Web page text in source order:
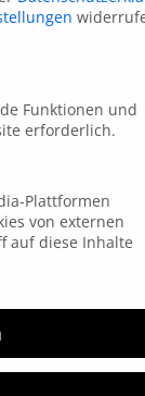
arbeitet
HGM
Funktionen und
erforderlich.
Plattformen
von externen
auf diese Inhalte